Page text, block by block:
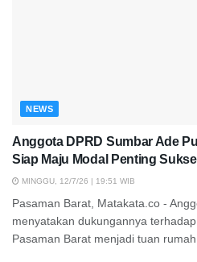
NEWS
Anggota DPRD Sumbar Ade
Siap Maju Modal Penting
MINGGU, 12/7/26 | 19:51 WIB
Pasaman Barat, Matakata.co -
menyatakan dukungannya
Pasaman Barat menjadi tuan rumah